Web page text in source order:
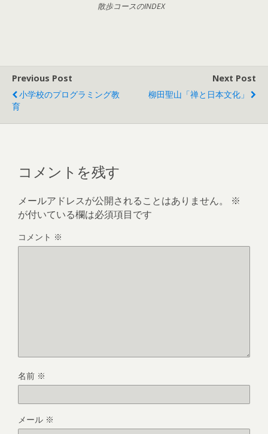
散歩コースのINDEX
Previous Post
小学校のプログラミング教
育
Next Post
柳田聖山「禅と日本文化」
コメントを残す
メールアドレスが公開されることはありません。
※
が付いている欄は必須項目です
コメント ※
名前 ※
メール ※